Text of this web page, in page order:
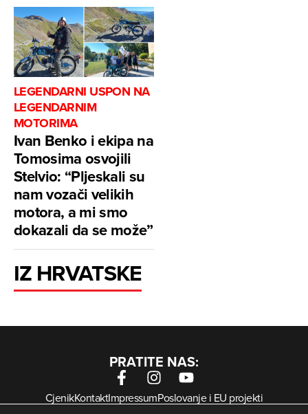
LEGENDARNI USPON NA
LEGENDARNIM
MOTORIMA
Ivan Benko i ekipa na
Tomosima osvojili
Stelvio: “Pljeskali su
nam vozači velikih
motora, a mi smo
dokazali da se može”
IZ HRVATSKE
PRATITE NAS:
CjenikKontaktImpressumPoslovanje i EU projekti